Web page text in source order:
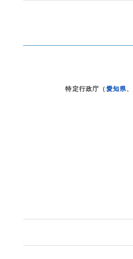
特定行政庁（ 愛知県、